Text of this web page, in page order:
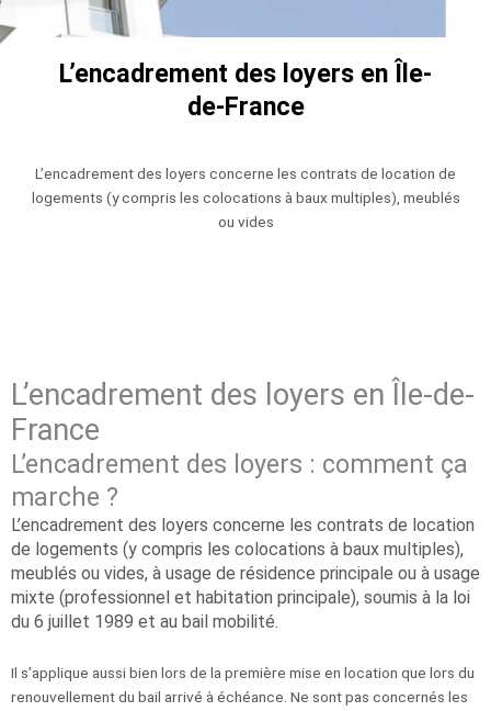
L’encadrement des loyers en Île-
de-France
L’encadrement des loyers concerne les contrats de location de
logements (y compris les colocations à baux multiples), meublés
ou vides
L’encadrement des loyers en Île-de-
France
L’encadrement des loyers : comment ça
marche ?
L’encadrement des loyers concerne les contrats de location
de logements (y compris les colocations à baux multiples),
meublés ou vides, à usage de résidence principale ou à usage
mixte (professionnel et habitation principale), soumis à la loi
du 6 juillet 1989 et au bail mobilité.
Il s’applique aussi bien lors de la première mise en location que lors du
renouvellement du bail arrivé à échéance. Ne sont pas concernés les